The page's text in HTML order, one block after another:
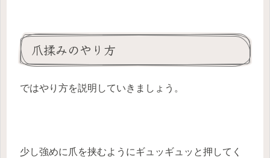
爪揉みのやり方
ではやり方を説明していきましょう。
少し強めに爪を挟むようにギュッギュッと押してく